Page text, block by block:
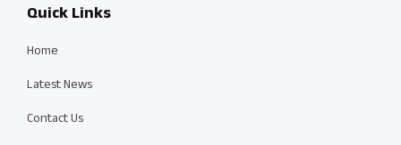
Quick Links
Home
Latest News
Contact Us